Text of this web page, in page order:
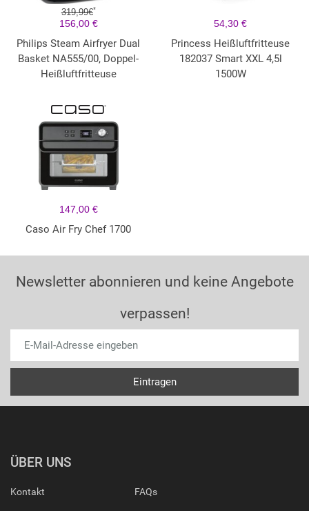
319,99€*
156,00 €
Philips Steam Airfryer Dual
Basket NA555/00, Doppel-
Heißluftfritteuse
54,30 €
Princess Heißluftfritteuse
182037 Smart XXL 4,5l
1500W
147,00 €
Caso Air Fry Chef 1700
Newsletter abonnieren und keine Angebote
verpassen!
ÜBER UNS
Kontakt FAQs